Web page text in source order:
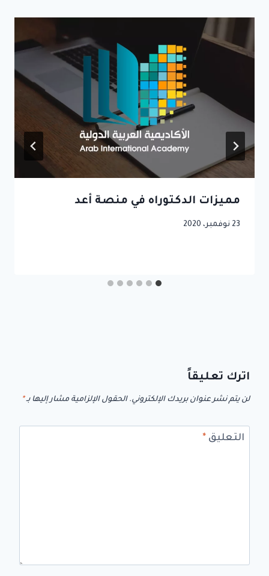
مميزات الدكتوراه في منصة أعد
23 نوفمبر، 2020
اترك تعليقاً
لن يتم نشر عنوان بريدك الإلكتروني. الحقول الإلزامية مشار إليها بـ*
التعليق *